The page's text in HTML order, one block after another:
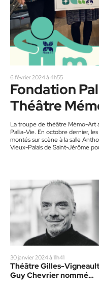
6 février 2024 à 4h55
Fondation
Théâtre
La troupe de théâtre Mémo-Art
Pallia-Vie. En octobre dernier,
montés sur scène à la salle
Vieux-Palais de Saint-Jérôme
30 janvier 2024 à 11h41
Théâtre Gilles-
Guy Chevrier nommé